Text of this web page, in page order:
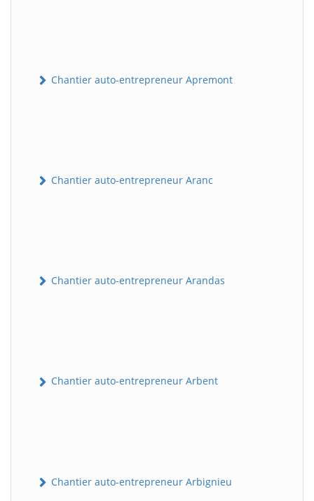
Chantier auto-entrepreneur Apremont
Chantier auto-entrepreneur Aranc
Chantier auto-entrepreneur Arandas
Chantier auto-entrepreneur Arbent
Chantier auto-entrepreneur Arbignieu